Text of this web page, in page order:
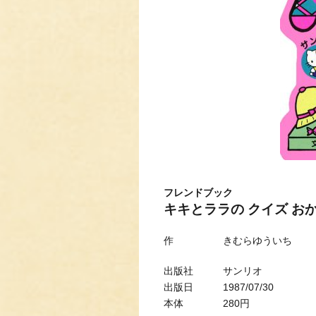
フレンドブック
キキとララの クイズ お
作 きむらゆういち
出版社 サンリオ
出版日 1987/07/30
本体 280円